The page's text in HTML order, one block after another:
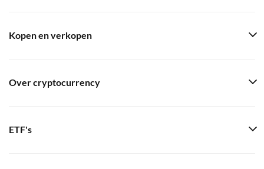
Kopen en verkopen
Over cryptocurrency
ETF's